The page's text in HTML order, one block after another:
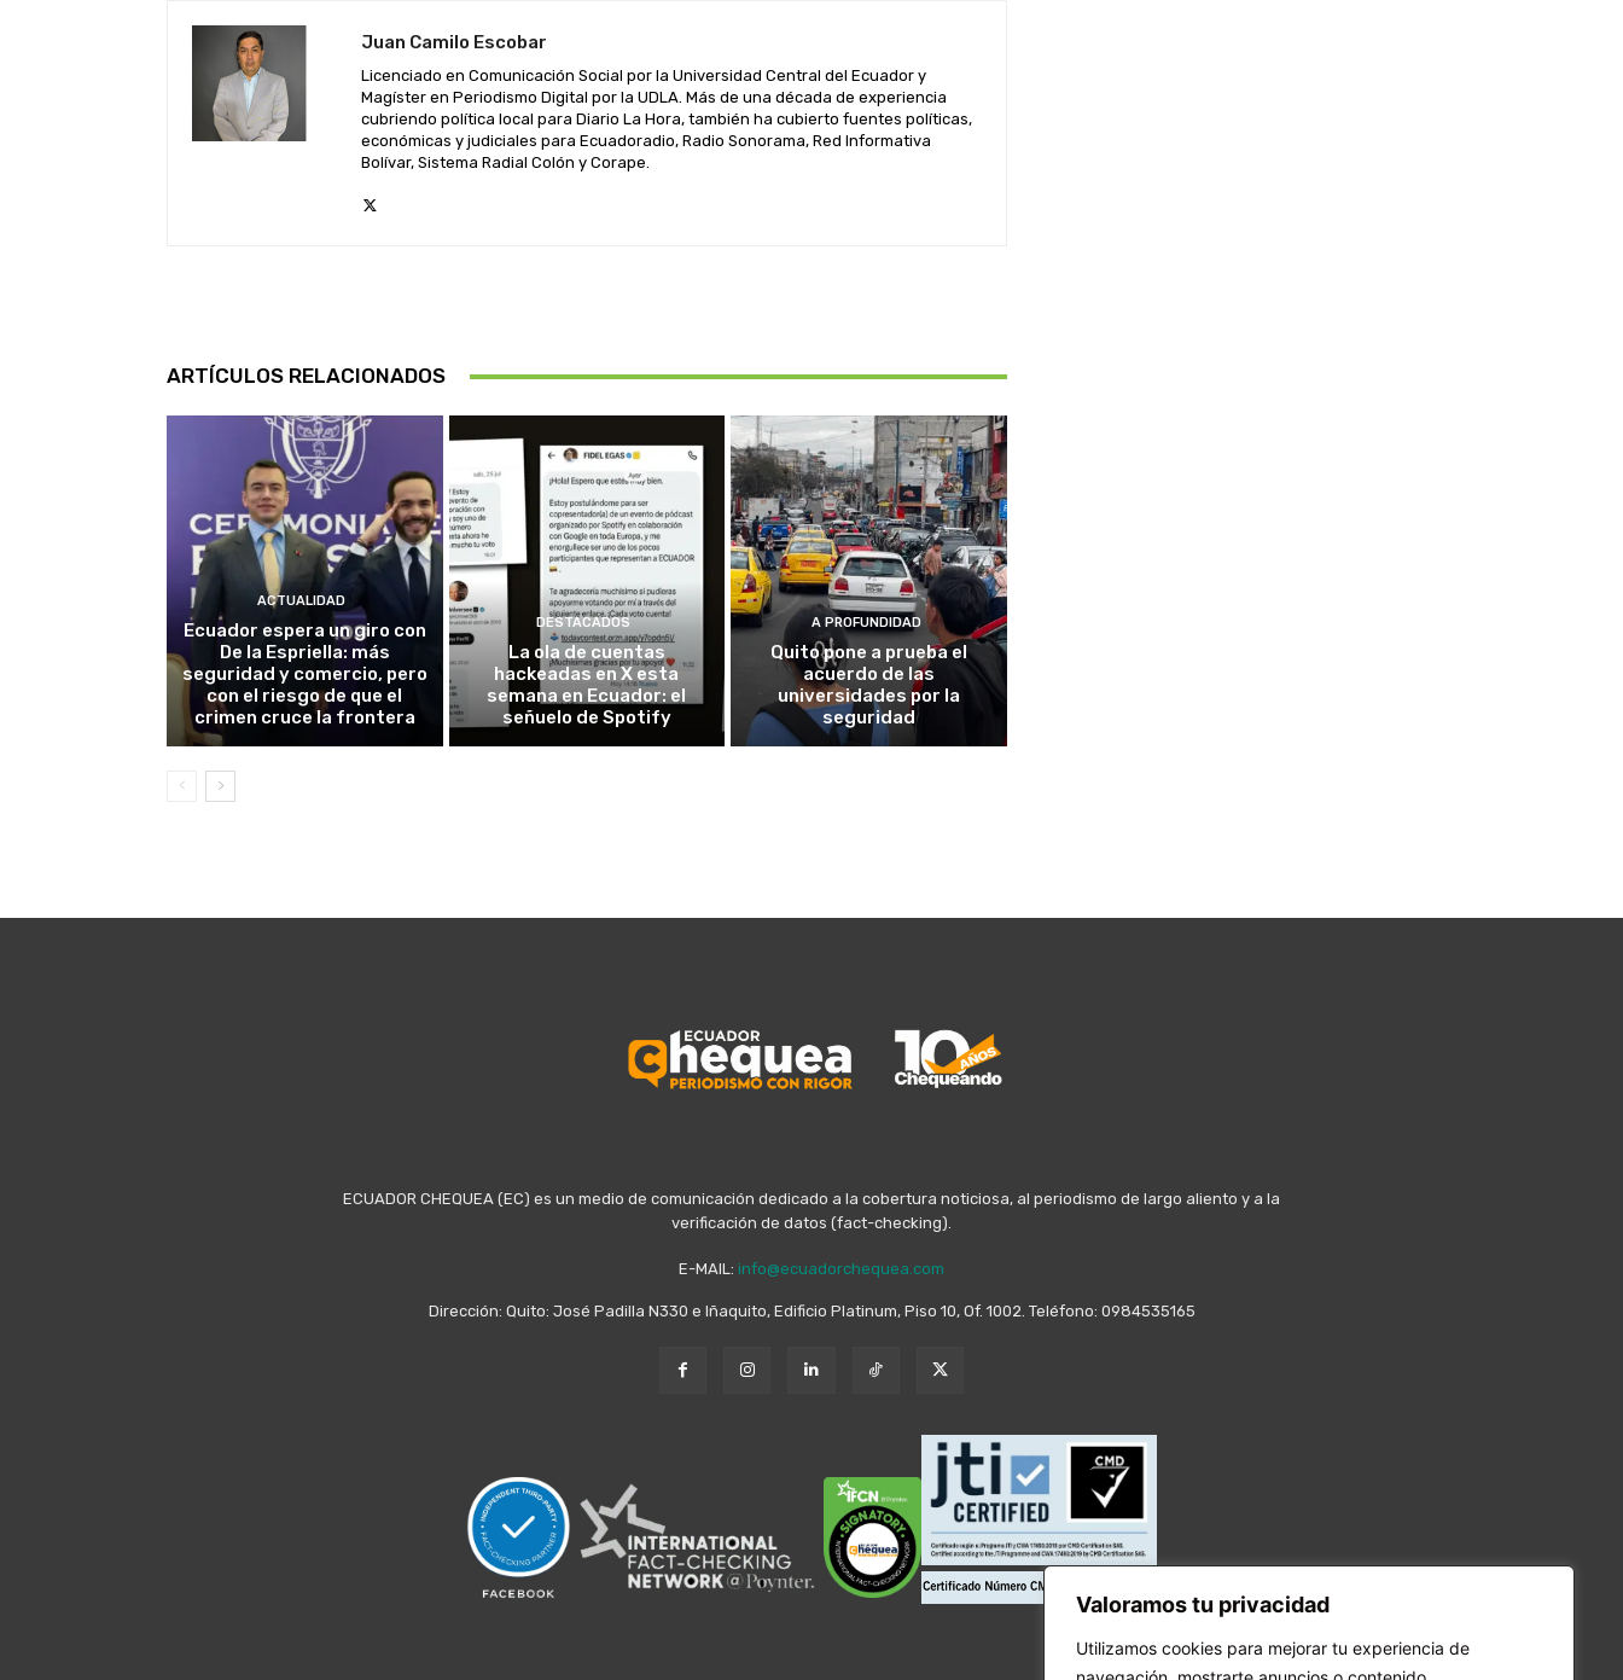
Valoramos tu privacidad
Utilizamos cookies para mejorar tu experiencia de
Juan Camilo Escobar
Licenciado en Comunicación Social por la Universidad Central del Ecuador y
Magíster en Periodismo Digital por la UDLA. Más de una década de experiencia
cubriendo política local para Diario La Hora, también ha cubierto fuentes políticas,
económicas y judiciales para Ecuadoradio, Radio Sonorama, Red Informativa
Bolívar, Sistema Radial Colón y Corape.
ARTÍCULOS RELACIONADOS
ACTUALIDAD
Ecuador espera un giro con
De la Espriella: más
seguridad y comercio, pero
con el riesgo de que el
crimen cruce la frontera
DESTACADOS
La ola de cuentas
hackeadas en X esta
semana en Ecuador: el
señuelo de Spotify
A PROFUNDIDAD
Quito pone a prueba el
acuerdo de las
universidades por la
seguridad
ECUADOR CHEQUEA (EC) es un medio de comunicación dedicado a la cobertura noticiosa, al periodismo de largo aliento y a la
verificación de datos (fact-checking).
E-MAIL: info@ecuadorchequea.com
Dirección: Quito: José Padilla N330 e Iñaquito, Edificio Platinum, Piso 10, Of. 1002. Teléfono: 0984535165